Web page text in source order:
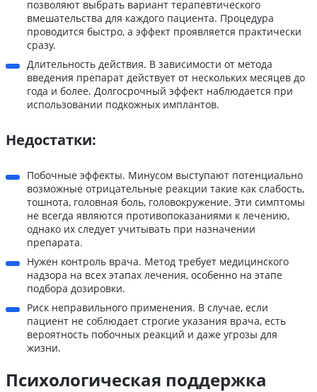
позволяют выбрать вариант терапевтического
вмешательства для каждого пациента. Процедура
проводится быстро, а эффект проявляется практически
сразу.
Длительность действия. В зависимости от метода
введения препарат действует от нескольких месяцев до
года и более. Долгосрочный эффект наблюдается при
использовании подкожных имплантов.
Недостатки:
Побочные эффекты. Минусом выступают потенциально
возможные отрицательные реакции такие как слабость,
тошнота, головная боль, головокружение. Эти симптомы
не всегда являются противопоказаниями к лечению,
однако их следует учитывать при назначении
препарата.
Нужен контроль врача. Метод требует медицинского
надзора на всех этапах лечения, особенно на этапе
подбора дозировки.
Риск неправильного применения. В случае, если
пациент не соблюдает строгие указания врача, есть
вероятность побочных реакций и даже угрозы для
жизни.
Психологическая поддержка